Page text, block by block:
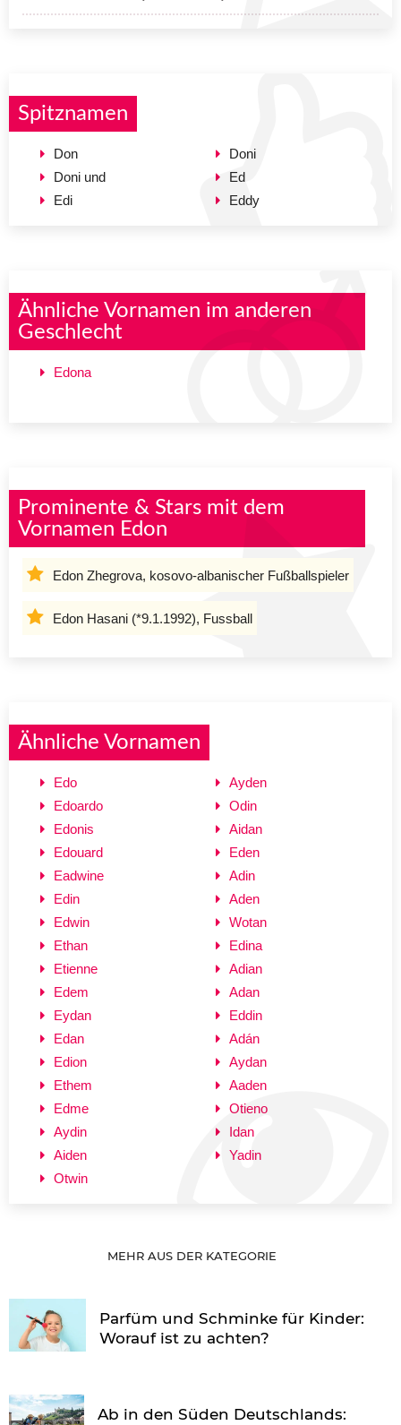
Spitznamen
Don
Doni und
Edi
Doni
Ed
Eddy
Ähnliche Vornamen im anderen
Geschlecht
Edona
Prominente & Stars mit dem
Vornamen Edon
Edon Zhegrova, kosovo-albanischer Fußballspieler
Edon Hasani (*9.1.1992), Fussball
Ähnliche Vornamen
Edo
Edoardo
Edonis
Edouard
Eadwine
Edin
Edwin
Ethan
Etienne
Edem
Eydan
Edan
Edion
Ethem
Edme
Aydin
Aiden
Otwin
Ayden
Odin
Aidan
Eden
Adin
Aden
Wotan
Edina
Adian
Adan
Eddin
Adán
Aydan
Aaden
Otieno
Idan
Yadin
MEHR AUS DER KATEGORIE
Parfüm und Schminke für Kinder:
Worauf ist zu achten?
Ab in den Süden Deutschlands: